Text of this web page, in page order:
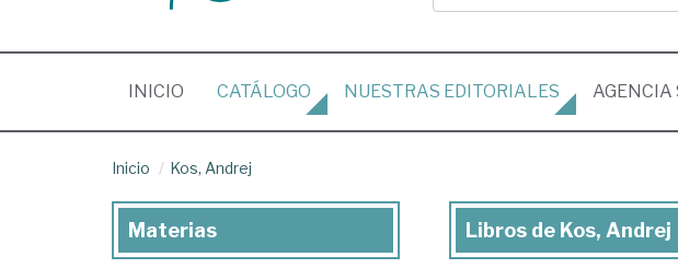
INICIO (CURRENT)
CATÁLOGO NUESTRAS EDITORIALES AGENCIA
Inicio Kos, Andrej
Libros
Libros de Kos, Andrej
Materias